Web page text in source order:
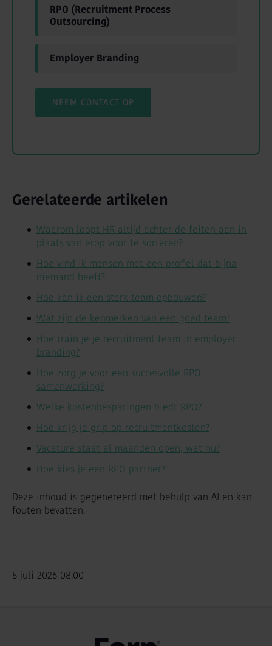
RPO (Recruitment Process
Outsourcing)
Employer Branding
NEEM CONTACT OP
Gerelateerde artikelen
Waarom loopt HR altijd achter de feiten aan in
plaats van erop voor te sorteren?
Hoe vind ik mensen met een profiel dat bijna
niemand heeft?
Hoe kan ik een sterk team opbouwen?
Wat zijn de kenmerken van een goed team?
Hoe train je je recruitment team in employer
branding?
Hoe zorg je voor een succesvolle RPO
samenwerking?
Welke kostenbesparingen biedt RPO?
Hoe krijg je grip op recruitmentkosten?
Vacature staat al maanden open, wat nu?
Hoe kies je een RPO partner?
Deze inhoud is gegenereerd met behulp van AI en kan
fouten bevatten.
5 juli 2026 08:00